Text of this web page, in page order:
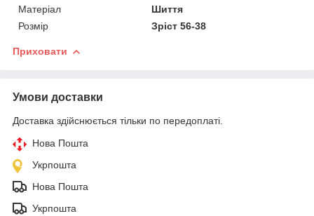
Матеріал
Шиття
Розмір
Зріст 56-38
Приховати
Умови доставки
Доставка здійснюється тільки по передоплаті.
Нова Пошта
Укрпошта
Нова Пошта
Укрпошта